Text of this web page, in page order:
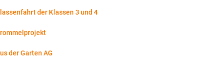
der Klassen 3 und 4
der Garten AG